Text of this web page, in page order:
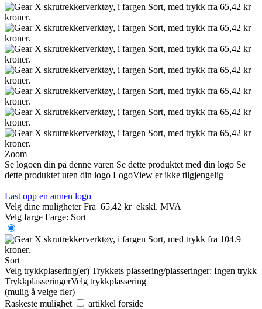
Zoom
Se logoen din på denne varen Se dette produktet med din logo Se
dette produktet uten din logo LogoView er ikke tilgjengelig
Last opp en annen logo
Velg dine muligheter Fra 65,42 kr ekskl. MVA
Velg farge Farge: Sort
Sort
Velg trykkplasering(er) Trykkets plassering/plasseringer: Ingen trykk
TrykkplasseringerVelg trykkplassering
(mulig å velge fler)
Raskeste mulighet
artikkel forside